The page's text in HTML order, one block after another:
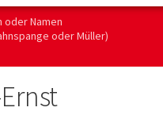
oder Namen
oder Müller)